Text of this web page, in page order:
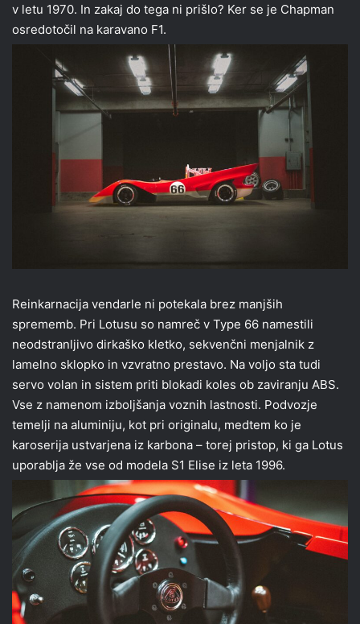
v letu 1970. In zakaj do tega ni prišlo? Ker se je Chapman
osredotočil na karavano F1.
Reinkarnacija vendarle ni potekala brez manjših
sprememb. Pri Lotusu so namreč v Type 66 namestili
neodstranljivo dirkaško kletko, sekvenčni menjalnik z
lamelno sklopko in vzvratno prestavo. Na voljo sta tudi
servo volan in sistem priti blokadi koles ob zaviranju ABS.
Vse z namenom izboljšanja voznih lastnosti. Podvozje
temelji na aluminiju, kot pri originalu, medtem ko je
karoserija ustvarjena iz karbona – torej pristop, ki ga Lotus
uporablja že vse od modela S1 Elise iz leta 1996.